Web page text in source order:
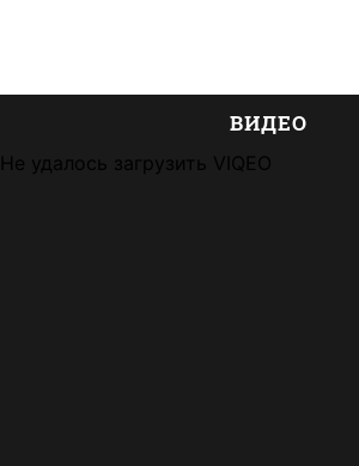
ВИДЕО
Не удалось загрузить VIQEO